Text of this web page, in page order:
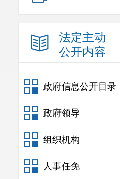
法定主动
公开内容
政府信息公开目录
政府领导
组织机构
人事任免